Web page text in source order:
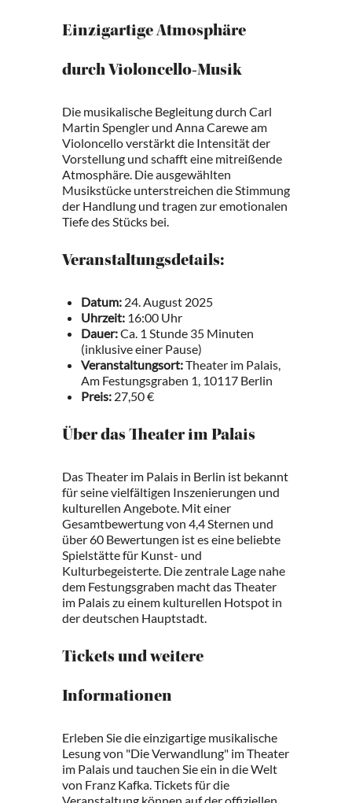
Einzigartige Atmosphäre
durch Violoncello-Musik
Die musikalische Begleitung durch Carl
Martin Spengler und Anna Carewe am
Violoncello verstärkt die Intensität der
Vorstellung und schafft eine mitreißende
Atmosphäre. Die ausgewählten
Musikstücke unterstreichen die Stimmung
der Handlung und tragen zur emotionalen
Tiefe des Stücks bei.
Veranstaltungsdetails:
Datum: 24. August 2025
Uhrzeit: 16:00 Uhr
Dauer:Ca. 1 Stunde 35 Minuten
(inklusive einer Pause)
Veranstaltungsort:Theater im Palais,
Am Festungsgraben 1, 10117 Berlin
Preis: 27,50 €
Über das Theater im Palais
Das Theater im Palais in Berlin ist bekannt
für seine vielfältigen Inszenierungen und
kulturellen Angebote. Mit einer
Gesamtbewertung von 4,4 Sternen und
über 60 Bewertungen ist es eine beliebte
Spielstätte für Kunst- und
Kulturbegeisterte. Die zentrale Lage nahe
dem Festungsgraben macht das Theater
im Palais zu einem kulturellen Hotspot in
der deutschen Hauptstadt.
Tickets und weitere
Informationen
Erleben Sie die einzigartige musikalische
Lesung von "Die Verwandlung" im Theater
im Palais und tauchen Sie ein in die Welt
von Franz Kafka. Tickets für die